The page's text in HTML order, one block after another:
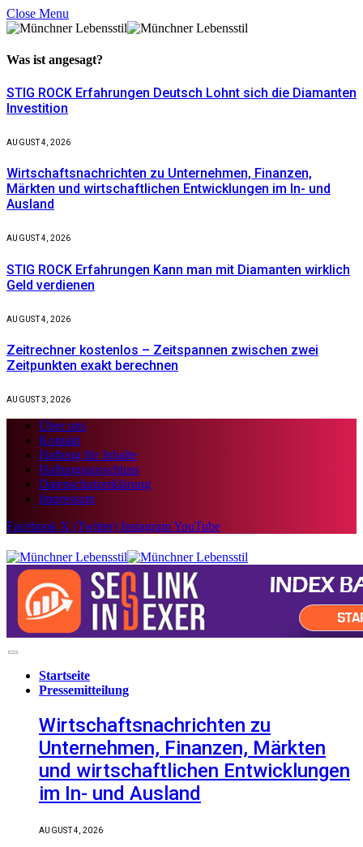
Close Menu
Was ist angesagt?
STIG ROCK Erfahrungen Deutsch Lohnt sich die Diamanten
Investition
AUGUST 4, 2026
Wirtschaftsnachrichten zu Unternehmen, Finanzen,
Märkten und wirtschaftlichen Entwicklungen im In- und
Ausland
AUGUST 4, 2026
STIG ROCK Erfahrungen Kann man mit Diamanten wirklich
Geld verdienen
AUGUST 4, 2026
Zeitrechner kostenlos – Zeitspannen zwischen zwei
Zeitpunkten exakt berechnen
AUGUST 3, 2026
Über uns
Kontakt
Haftung für Inhalte
Haftungsausschluss
Datenschutzerklärung
Impressum
Facebook X (Twitter) InstagramYouTube
Startseite
Pressemitteilung
Wirtschaftsnachrichten zu
Unternehmen, Finanzen, Märkten
und wirtschaftlichen Entwicklungen
im In- und Ausland
AUGUST 4, 2026